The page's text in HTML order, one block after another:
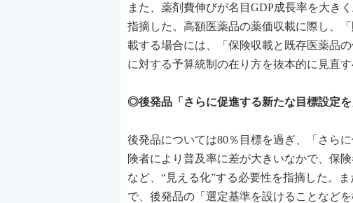
また、薬剤費伸びが名目GDP成長率を大き
指摘した。高額医薬品の薬価収載に際し、
載する場合には、「保険収載と既存医薬品
に対する予算統制の在り方を抜本的に見直す
◎後発品「さらに促進する新たな目標設定を
後発品については80％目標を過ぎ、「さら
険者により普及率に差が大きいなかで、保
など、“見える化”する必要性を指摘した。
で、後発品の「選定基準を設けることなど